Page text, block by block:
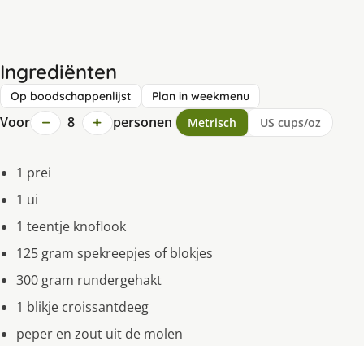
Ingrediënten
Op boodschappenlijst Plan in weekmenu
Voor − 8 + personen Metrisch US cups/oz
1 prei
1 ui
1 teentje knoflook
125 gram spekreepjes of blokjes
300 gram rundergehakt
1 blikje croissantdeeg
peper en zout uit de molen